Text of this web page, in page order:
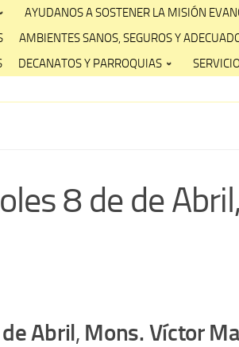
AYUDANOS A SOSTENER LA MISIÓN
AMBIENTES SANOS, SEGUROS Y
DECANATOS Y PARROQUIAS
8 de de
Abril, Mons. Víctor